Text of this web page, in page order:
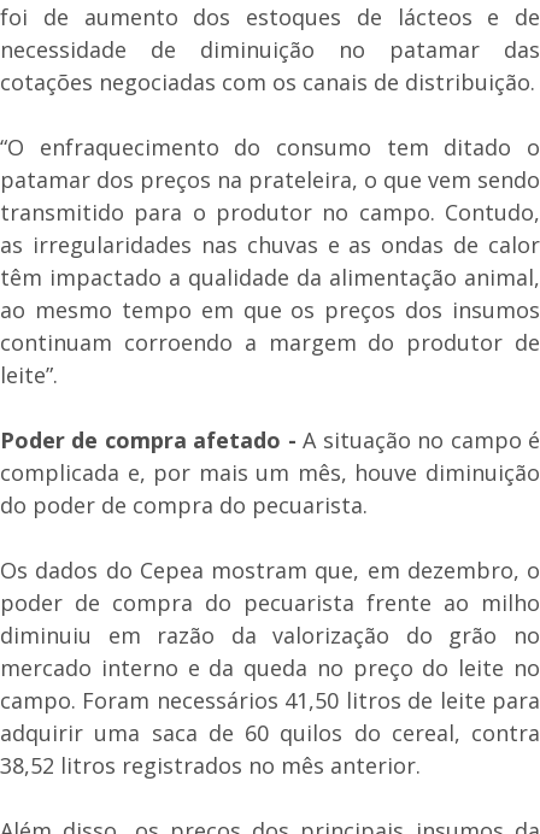
foi de aumento dos estoques de lácteos e de
necessidade de diminuição no patamar das
cotações negociadas com os canais de distribuição.
“O enfraquecimento do consumo tem ditado o
patamar dos preços na prateleira, o que vem sendo
transmitido para o produtor no campo. Contudo,
as irregularidades nas chuvas e as ondas de calor
têm impactado a qualidade da alimentação animal,
ao mesmo tempo em que os preços dos insumos
continuam corroendo a margem do produtor de
leite”.
Poder de compra afetado -A situação no campo é
complicada e, por mais um mês, houve diminuição
do poder de compra do pecuarista.
Os dados do Cepea mostram que, em dezembro, o
poder de compra do pecuarista frente ao milho
diminuiu em razão da valorização do grão no
mercado interno e da queda no preço do leite no
campo. Foram necessários 41,50 litros de leite para
adquirir uma saca de 60 quilos do cereal, contra
38,52 litros registrados no mês anterior.